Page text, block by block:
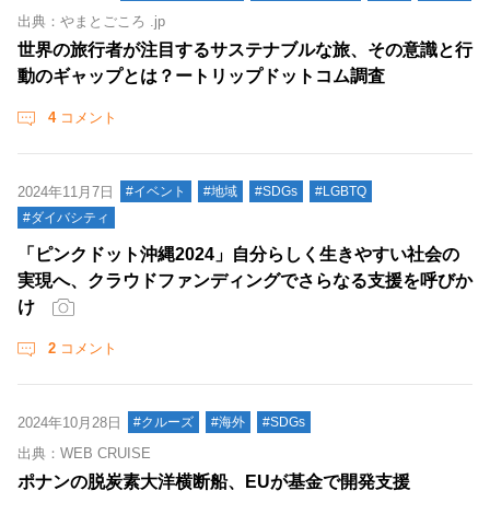
出典：やまとごころ .jp
世界の旅行者が注目するサステナブルな旅、その意識と行
動のギャップとは？ートリップドットコム調査
4コメント
2024年11月7日 #イベント #地域 #SDGs
#LGBTQ
#ダイバシティ
「ピンクドット沖縄2024」自分らしく生きやすい社会の
実現へ、クラウドファンディングでさらなる支援を呼びか
け
2 コメント
2024年10月28日 #クルーズ #海外 #SDGs
出典：WEB CRUISE
ポナンの脱炭素大洋横断船、EUが基金で開発支援